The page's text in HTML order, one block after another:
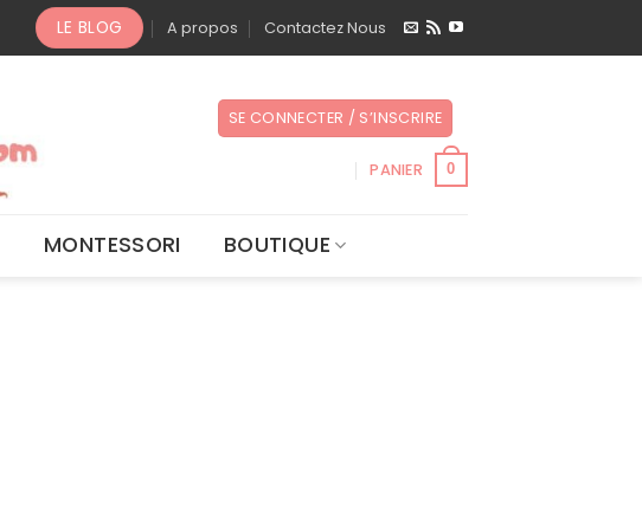
LE BLOG A propos Contactez Nous
SE CONNECTER / S’INSCRIRE
PANIER 0
MONTESSORI BOUTIQUE